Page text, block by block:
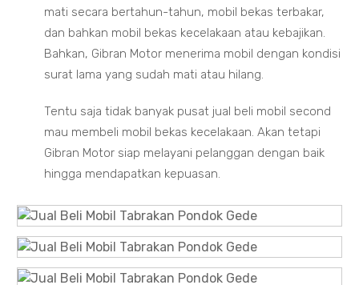
mati secara bertahun-tahun, mobil bekas terbakar,
dan bahkan mobil bekas kecelakaan atau kebajikan.
Bahkan, Gibran Motor menerima mobil dengan kondisi
surat lama yang sudah mati atau hilang.
Tentu saja tidak banyak pusat jual beli mobil second
mau membeli mobil bekas kecelakaan. Akan tetapi
Gibran Motor siap melayani pelanggan dengan baik
hingga mendapatkan kepuasan.